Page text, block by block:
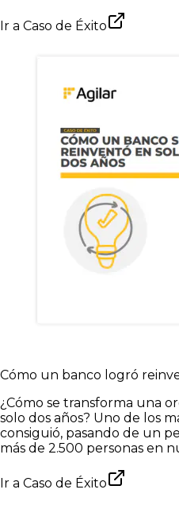
Ir a Caso de Éxito
Cómo un banco logró
¿Cómo se transforma una
solo dos años? Uno de los
consiguió, pasando de un
más de 2.500 personas en
Ir a Caso de Éxito